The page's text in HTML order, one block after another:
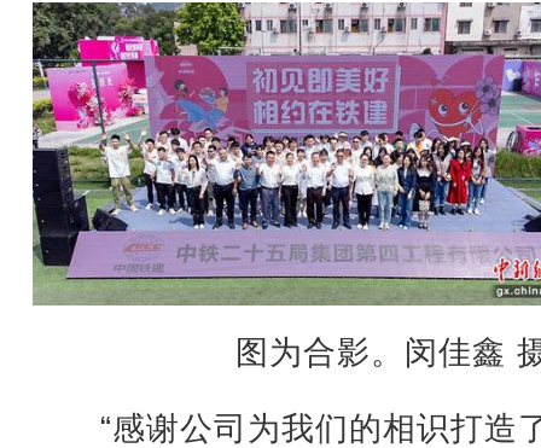
图为合影。闵佳鑫
“感谢公司为我们的相识打造